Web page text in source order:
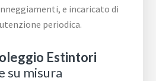
e incaricato di
periodica.
Estintori
su misura